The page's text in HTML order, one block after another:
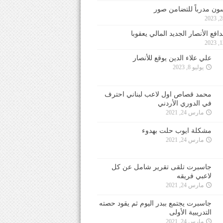
مدرباً للتضامن صور
الأنصار الجديد المالي يعقوبا
علي علاء الدين يوقع للأنصار
يوليو 8, 2023
محمد قصاص اول لاعب لبناني احترف
في الدوري الأردني
مارس 24, 2021
مشكلة ايوب حلت بهدوء
مارس 24, 2021
جاسبرت تلقى تقرير شامل عن كل
لاعبي فريقه
مارس 24, 2021
جاسبرت يجتمع ببدر اليوم ثم يقود حصته
التدريبية الأولى
مارس 24, 2021